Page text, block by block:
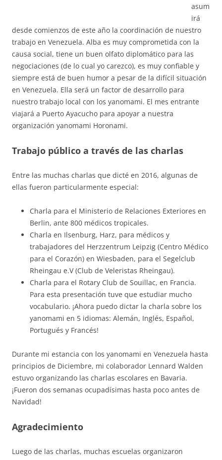
asum
irá
desde comienzos de este año la coordinación de nuestro
trabajo en Venezuela. Alba es muy comprometida con la
causa social, tiene un buen olfato diplomático para las
negociaciones (de lo cual yo carezco), es muy confiable y
siempre está de buen humor a pesar de la difícil situación
en Venezuela. Ella será un factor de desarrollo para
nuestro trabajo local con los yanomami. El mes entrante
viajará a Puerto Ayacucho para apoyar a nuestra
organización yanomami Horonami.
Trabajo público a través de las charlas
Entre las muchas charlas que dicté en 2016, algunas de
ellas fueron particularmente especial:
Charla para el Ministerio de Relaciones Exteriores en
Berlin, ante 800 médicos tropicales.
Charla en Ilsenburg, Harz, para médicos y
trabajadores del Herzzentrum Leipzig (Centro Médico
para el Corazón) en Wiesbaden, para el Segelclub
Rheingau e.V (Club de Veleristas Rheingau).
Charla para el Rotary Club de Souillac, en Francia.
Para esta presentación tuve que estudiar mucho
vocabulario. ¡Ahora puedo dictar la charla sobre los
yanomami en 5 idiomas: Alemán, Inglés, Español,
Portugués y Francés!
Durante mi estancia con los yanomami en Venezuela hasta
principios de Diciembre, mi colaborador Lennard Walden
estuvo organizando las charlas escolares en Bavaria.
¡Fueron dos semanas ocupadísimas hasta poco antes de
Navidad!
Agradecimiento
Luego de las charlas, muchas escuelas organizaron